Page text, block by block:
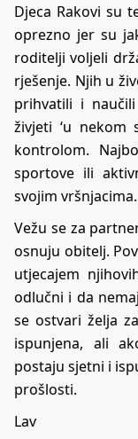
Djeca Rakovi su
oprezno jer su
roditelji voljeli
rješenje. Njih u
prihvatili i
živjeti ‘u nekom
kontrolom.
sportove ili
svojim vršnjacima.
Vežu se za
osnuju obitelj.
utjecajem
odlučni i da
se ostvari želja
ispunjena, ali
postaju sjetni i
prošlosti.
Lav